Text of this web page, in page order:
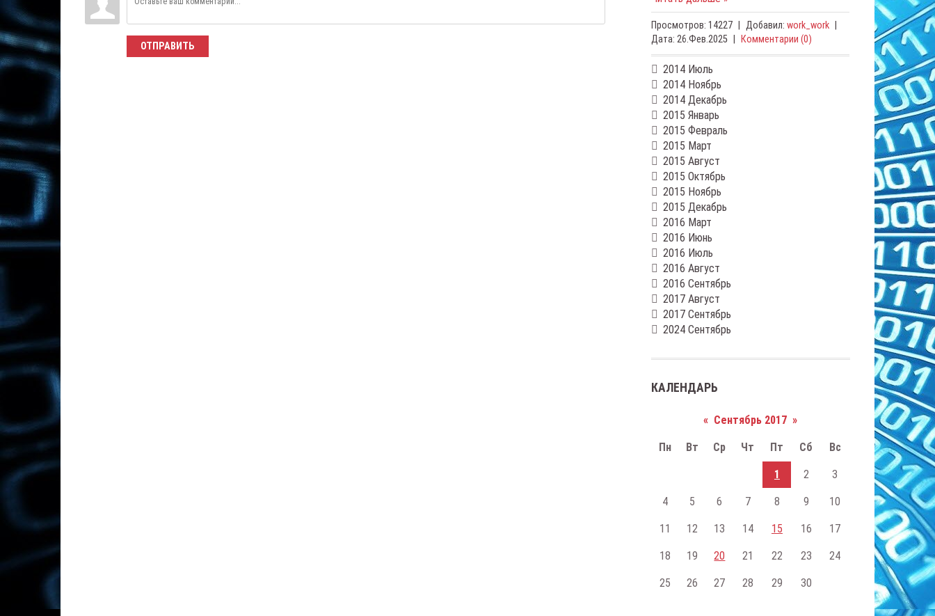
ОТПРАВИТЬ
Просмотров: 14227 Добавил: work_work
Дата: 26.Фев.2025 Комментарии (0)
2014 Июль
2014 Ноябрь
2014 Декабрь
2015 Январь
2015 Февраль
2015 Март
2015 Август
2015 Октябрь
2015 Ноябрь
2015 Декабрь
2016 Март
2016 Июнь
2016 Июль
2016 Август
2016 Сентябрь
2017 Август
2017 Сентябрь
2024 Сентябрь
КАЛЕНДАРЬ
« Сентябрь 2017 »
Пн Вт Ср Чт Пт Сб Вс
1 2 3
4 5 6 7 8 9 10
11 12 13 14 15 16 17
18 19 20 21 22 23 24
25 26 27 28 29 30